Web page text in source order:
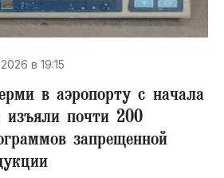
в 19:15
в аэропорту с начала
изъяли почти 200
запрещенной